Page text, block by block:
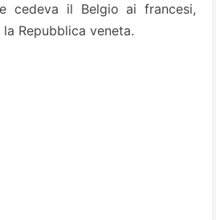
cedeva il Belgio ai francesi,
Repubblica veneta.